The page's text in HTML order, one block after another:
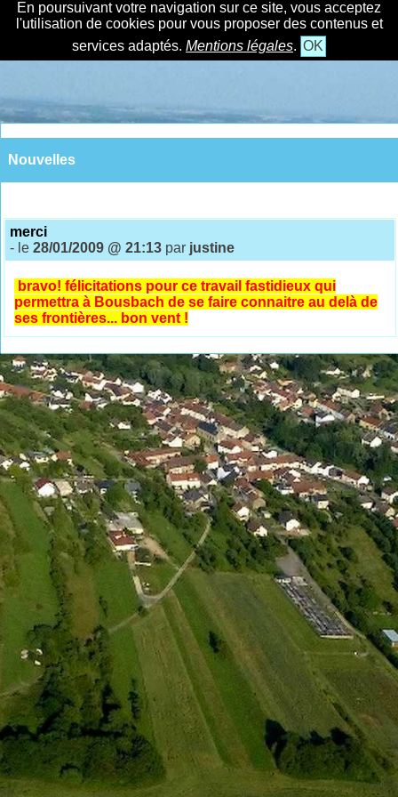
En poursuivant votre navigation sur ce site, vous acceptez
l'utilisation de cookies pour vous proposer des contenus et
services adaptés. Mentions légales. OK
Nouvelles
merci
- le28/01/2009 @ 21:13 par justine
bravo! félicitations pour ce travail fastidieux qui
permettra à Bousbach de se faire connaitre au delà de
ses frontières... bon vent !